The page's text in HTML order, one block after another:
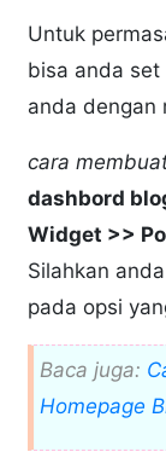
Untuk
bisa anda
anda dengan
cara
dashbord
Widget >>
Silahkan
pada opsi
Baca juga:
Homepage